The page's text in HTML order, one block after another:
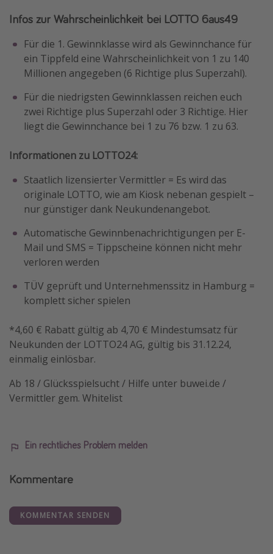
Infos zur Wahrscheinlichkeit bei LOTTO 6aus49
Für die 1. Gewinnklasse wird als Gewinnchance für
ein Tippfeld eine Wahrscheinlichkeit von 1 zu 140
Millionen angegeben (6 Richtige plus Superzahl).
Für die niedrigsten Gewinnklassen reichen euch
zwei Richtige plus Superzahl oder 3 Richtige. Hier
liegt die Gewinnchance bei 1 zu 76 bzw. 1 zu 63.
Informationen zu LOTTO24:
Staatlich lizensierter Vermittler = Es wird das
originale LOTTO, wie am Kiosk nebenan gespielt –
nur günstiger dank Neukundenangebot.
Automatische Gewinnbenachrichtigungen per E-
Mail und SMS = Tippscheine können nicht mehr
verloren werden
TÜV geprüft und Unternehmenssitz in Hamburg =
komplett sicher spielen
*4,60 € Rabatt gültig ab 4,70 € Mindestumsatz für
Neukunden der LOTTO24 AG, gültig bis 31.12.24,
einmalig einlösbar.
Ab 18 / Glücksspielsucht / Hilfe unter buwei.de /
Vermittler gem. Whitelist
Ein rechtliches Problem melden
Kommentare
KOMMENTAR SENDEN